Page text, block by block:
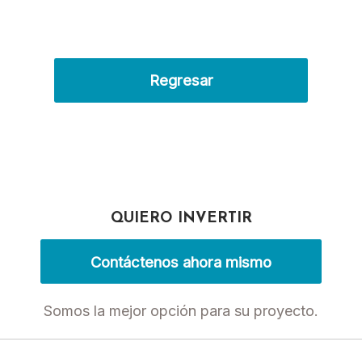
Regresar
QUIERO INVERTIR
Contáctenos ahora mismo
Somos la mejor opción para su proyecto.